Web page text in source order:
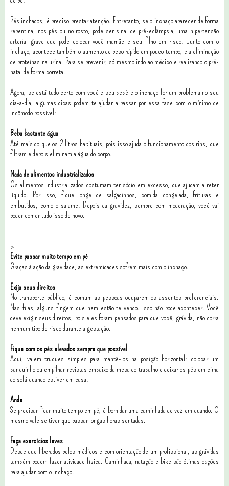
Pés inchados, é preciso prestar atenção. Entretanto, se o inchaço aparecer de forma
repentina, nos pés ou no rosto, pode ser sinal de pré-eclâmpsia, uma hipertensão
arterial grave que pode colocar você mamãe e seu filho em risco. Junto com o
inchaço, acontece também o aumento de peso rápido em pouco tempo, e a eliminação
de proteínas na urina. Para se prevenir, só mesmo indo ao médico e realizando o pré-
natal de forma correta.
Agora, se está tudo certo com você e seu bebê e o inchaço for um problema no seu
dia-a-dia, algumas dicas podem te ajudar a passar por essa fase com o mínimo de
incômodo possível:
Beba bastante água
Até mais do que os 2 litros habituais, pois isso ajuda o funcionamento dos rins, que
filtram e depois eliminam a água do corpo.
Nada de alimentos industrializados
Os alimentos industrializados costumam ter sódio em excesso, que ajudam a reter
líquido. Por isso, fique longe de salgadinhos, comida congelada, frituras e
embutidos, como o salame. Depois da gravidez, sempre com moderação, você vai
poder comer tudo isso de novo.
>
Evite passar muito tempo em pé
Graças à ação da gravidade, as extremidades sofrem mais com o inchaço.
Exija seus direitos
No transporte público, é comum as pessoas ocuparem os assentos preferenciais.
Nas filas, alguns fingem que nem estão te vendo. Isso não pode acontecer! Você
deve exigir seus direitos, pois eles foram pensados para que você, grávida, não corra
nenhum tipo de risco durante a gestação.
Fique com os pés elevados sempre que possível
Aqui, valem truques simples para mantê-los na posição horizontal: colocar um
banquinho ou empilhar revistas embaixo da mesa do trabalho e deixar os pés em cima
do sofá quando estiver em casa.
Ande
Se precisar ficar muito tempo em pé, é bom dar uma caminhada de vez em quando. O
mesmo vale se tiver que passar longas horas sentadas.
Faça exercícios leves
Desde que liberados pelos médicos e com orientação de um profissional, as grávidas
também podem fazer atividade física. Caminhada, natação e bike são ótimas opções
para ajudar com o inchaço.